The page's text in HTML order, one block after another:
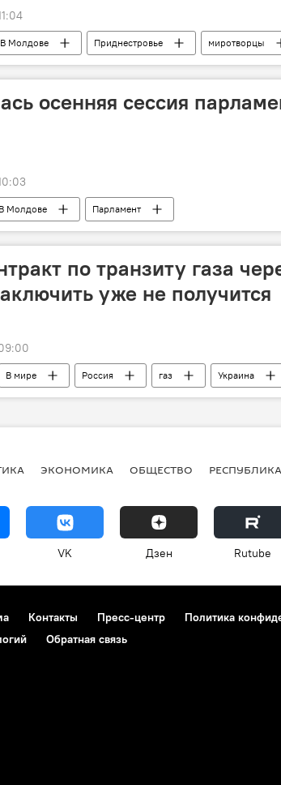
В Молдове Приднестровье миротворцы
осенняя сессия
В Молдове Парламент
по транзиту газа
уже не получится
В мире Россия газ Украина
ЭКОНОМИКА ОБЩЕСТВО
VK Дзен Rutube
Контакты Пресс-центр Политика
Обратная связь